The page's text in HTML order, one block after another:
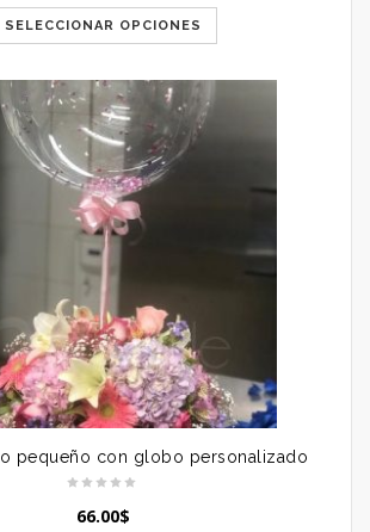
SELECCIONAR OPCIONES
pequeño con globo personalizado
66.00$